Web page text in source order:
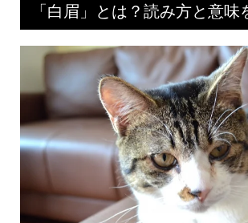
「白眉」とは？読み方と意味